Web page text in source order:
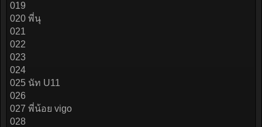
019
020 พี่นุ
021
022
023
024
025 นัท U11
026
027 พี่น้อย vigo
028